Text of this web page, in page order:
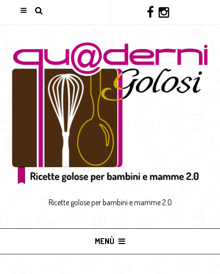
Ricette golose per bambini e mamme 2.0
MENÙ